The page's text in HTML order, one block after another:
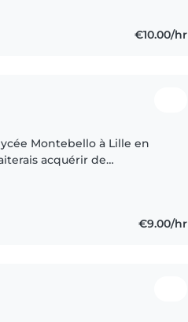
€10.00/hr
Montebello à Lille en
acquérir de
€9.00/hr